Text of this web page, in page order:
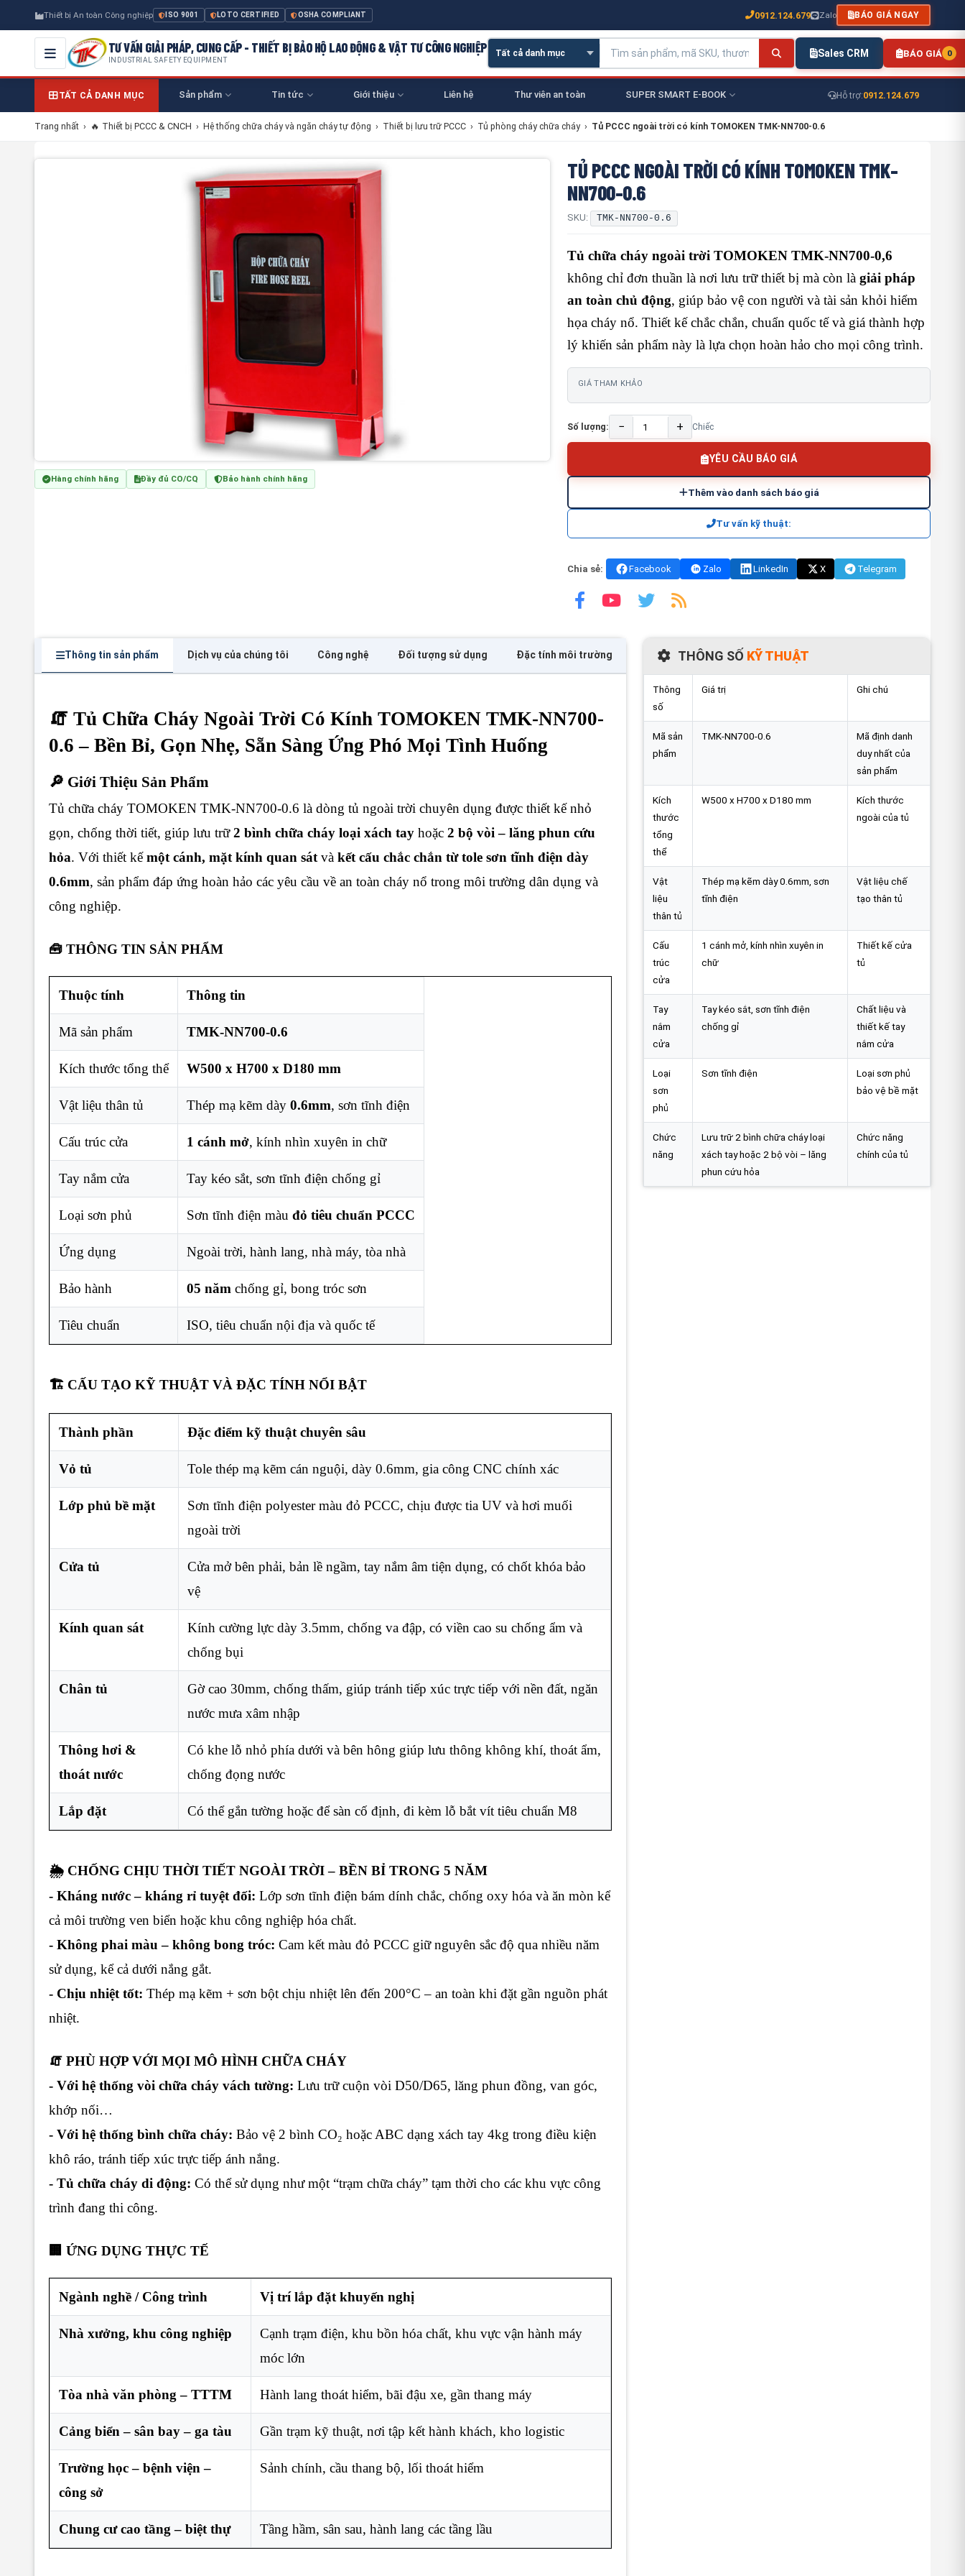
Thiết bị An toàn Công nghiệp ISO 9001 LOTO CERTIFIED OSHA COMPLIANT 0912.124.679 Zalo BÁO GIÁ NGAY
TƯ VẤN GIẢI PHÁP, CUNG CẤP - THIẾT BỊ BẢO HỘ LAO ĐỘNG & VẬT TƯ CÔNG NGHIỆP
INDUSTRIAL SAFETY EQUIPMENT
Sales CRM BÁO GIÁ 0
TẤT CẢ DANH MỤC Sản phẩm Tin tức Giới thiệu Liên hệ Thư viên an toàn SUPER SMART E-BOOK Hỗ trợ:0912.124.679
Trang nhất › 🔥 Thiết bị PCCC & CNCH › Hệ thống chữa cháy và ngăn cháy tự động › Thiết bị lưu trữ PCCC › Tủ phòng cháy chữa cháy › Tủ PCCC ngoài trời có kính TOMOKEN TMK-NN700-0.6
Hàng chính hãng Đầy đủ CO/CQ Bảo hành chính hãng
TỦ PCCC NGOÀI TRỜI CÓ KÍNH TOMOKEN TMK-
NN700-0.6
SKU: TMK-NN700-0.6
Tủ chữa cháy ngoài trời TOMOKEN TMK-NN700-0,6
không chỉ đơn thuần là nơi lưu trữ thiết bị mà còn là giải pháp
an toàn chủ động, giúp bảo vệ con người và tài sản khỏi hiểm
họa cháy nổ. Thiết kế chắc chắn, chuẩn quốc tế và giá thành hợp
lý khiến sản phẩm này là lựa chọn hoàn hảo cho mọi công trình.
GIÁ THAM KHẢO
Số lượng: − + Chiếc
YÊU CẦU BÁO GIÁ
Thêm vào danh sách báo giá
Tư vấn kỹ thuật:
Chia sẻ: Facebook Zalo LinkedIn X Telegram
Thông tin sản phẩm Dịch vụ của chúng tôi Công nghệ Đối tượng sử dụng Đặc tính môi trường FAQ
🧯 Tủ Chữa Cháy Ngoài Trời Có Kính TOMOKEN TMK-NN700-
0.6 – Bền Bỉ, Gọn Nhẹ, Sẵn Sàng Ứng Phó Mọi Tình Huống
🔎 Giới Thiệu Sản Phẩm
Tủ chữa cháy TOMOKEN TMK-NN700-0.6 là dòng tủ ngoài trời chuyên dụng được thiết kế nhỏ
gọn, chống thời tiết, giúp lưu trữ2 bình chữa cháy loại xách tay hoặc 2 bộ vòi – lăng phun cứu
hỏa. Với thiết kếmột cánh, mặt kính quan sát và kết cấu chắc chắn từ tole sơn tĩnh điện dày
0.6mm, sản phẩm đáp ứng hoàn hảo các yêu cầu về an toàn cháy nổ trong môi trường dân dụng và
công nghiệp.
🧰 THÔNG TIN SẢN PHẨM
Thuộc tính Thông tin
Mã sản phẩm TMK-NN700-0.6
Kích thước tổng thể W500 x H700 x D180 mm
Vật liệu thân tủ Thép mạ kẽm dày 0.6mm, sơn tĩnh điện
Cấu trúc cửa 1 cánh mở, kính nhìn xuyên in chữ
Tay nắm cửa Tay kéo sắt, sơn tĩnh điện chống gỉ
Loại sơn phủ Sơn tĩnh điện màu đỏ tiêu chuẩn PCCC
Ứng dụng Ngoài trời, hành lang, nhà máy, tòa nhà
Bảo hành 05 năm chống gỉ, bong tróc sơn
Tiêu chuẩn ISO, tiêu chuẩn nội địa và quốc tế
🏗️ CẤU TẠO KỸ THUẬT VÀ ĐẶC TÍNH NỔI BẬT
Thành phần Đặc điểm kỹ thuật chuyên sâu
Vỏ tủ Tole thép mạ kẽm cán nguội, dày 0.6mm, gia công CNC chính xác
Lớp phủ bề mặt
Sơn tĩnh điện polyester màu đỏ PCCC, chịu được tia UV và hơi muối
ngoài trời
Cửa tủ
Cửa mở bên phải, bản lề ngầm, tay nắm âm tiện dụng, có chốt khóa bảo
vệ
Kính quan sát
Kính cường lực dày 3.5mm, chống va đập, có viền cao su chống ẩm và
chống bụi
Chân tủ
Gờ cao 30mm, chống thấm, giúp tránh tiếp xúc trực tiếp với nền đất, ngăn
nước mưa xâm nhập
Thông hơi &
thoát nước
Có khe lỗ nhỏ phía dưới và bên hông giúp lưu thông không khí, thoát ẩm,
chống đọng nước
Lắp đặt Có thể gắn tường hoặc để sàn cố định, đi kèm lỗ bắt vít tiêu chuẩn M8
🌦️ CHỐNG CHỊU THỜI TIẾT NGOÀI TRỜI – BỀN BỈ TRONG 5 NĂM
- Kháng nước – kháng rỉ tuyệt đối: Lớp sơn tĩnh điện bám dính chắc, chống oxy hóa và ăn mòn kể
cả môi trường ven biển hoặc khu công nghiệp hóa chất.
- Không phai màu – không bong tróc: Cam kết màu đỏ PCCC giữ nguyên sắc độ qua nhiều năm
sử dụng, kể cả dưới nắng gắt.
- Chịu nhiệt tốt: Thép mạ kẽm + sơn bột chịu nhiệt lên đến 200°C – an toàn khi đặt gần nguồn phát
nhiệt.
🧯 PHÙ HỢP VỚI MỌI MÔ HÌNH CHỮA CHÁY
- Với hệ thống vòi chữa cháy vách tường: Lưu trữ cuộn vòi D50/D65, lăng phun đồng, van góc,
khớp nối…
- Với hệ thống bình chữa cháy: Bảo vệ 2 bình CO₂ hoặc ABC dạng xách tay 4kg trong điều kiện
khô ráo, tránh tiếp xúc trực tiếp ánh nắng.
- Tủ chữa cháy di động: Có thể sử dụng như một “trạm chữa cháy” tạm thời cho các khu vực công
trình đang thi công.
🏢 ỨNG DỤNG THỰC TẾ
Ngành nghề / Công trình Vị trí lắp đặt khuyến nghị
Nhà xưởng, khu công nghiệp
Cạnh trạm điện, khu bồn hóa chất, khu vực vận hành máy
móc lớn
Tòa nhà văn phòng – TTTM Hành lang thoát hiểm, bãi đậu xe, gần thang máy
Cảng biển – sân bay – ga tàu Gần trạm kỹ thuật, nơi tập kết hành khách, kho logistic
Trường học – bệnh viện –
công sở
Sảnh chính, cầu thang bộ, lối thoát hiểm
Chung cư cao tầng – biệt thự Tầng hầm, sân sau, hành lang các tầng lầu
THÔNG SỐ KỸ THUẬT
Thông
số
Giá trị Ghi chú
Mã sản
phẩm
TMK-NN700-0.6
Mã định danh
duy nhất của
sản phẩm
Kích
thước
tổng
thể
W500 x H700 x D180 mm
Kích thước
ngoài của tủ
Vật
liệu
thân tủ
Thép mạ kẽm dày 0.6mm, sơn
tĩnh điện
Vật liệu chế
tạo thân tủ
Cấu
trúc
cửa
1 cánh mở, kính nhìn xuyên in
chữ
Thiết kế cửa
tủ
Tay
nắm
cửa
Tay kéo sắt, sơn tĩnh điện
chống gỉ
Chất liệu và
thiết kế tay
nắm cửa
Loại
sơn
phủ
Sơn tĩnh điện
Loại sơn phủ
bảo vệ bề mặt
Chức
năng
Lưu trữ 2 bình chữa cháy loại
xách tay hoặc 2 bộ vòi – lăng
phun cứu hỏa
Chức năng
chính của tủ